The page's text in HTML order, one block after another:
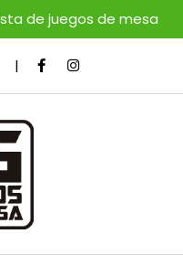
de juegos de mesa